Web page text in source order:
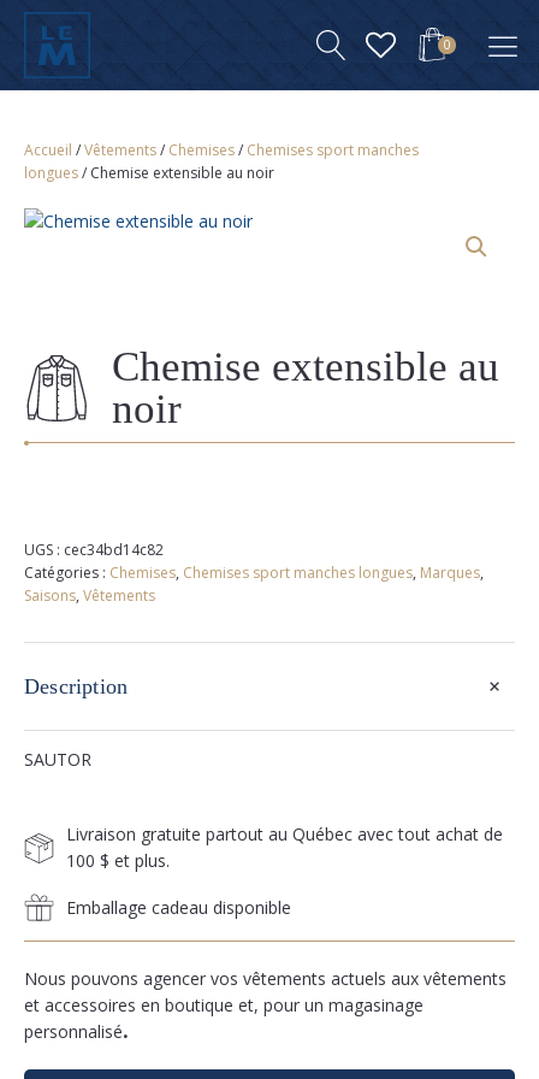
0
Accueil /Vêtements/ Chemises/ Chemises sport manches
longues/ Chemise extensible au noir
Chemise extensible au
noir
UGS : cec34bd14c82
Catégories : Chemises, Chemises sport manches longues, Marques,
Saisons, Vêtements
Description +
SAUTOR
Livraison gratuite partout au Québec avec tout achat de
100 $ et plus.
Emballage cadeau disponible
Nous pouvons agencer vos vêtements actuels aux vêtements
et accessoires en boutique et, pour un magasinage
personnalisé.